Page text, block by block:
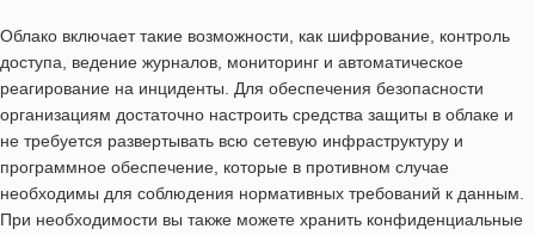
Облако включает такие возможности, как шифрование, контроль
доступа, ведение журналов, мониторинг и автоматическое
реагирование на инциденты. Для обеспечения безопасности
организациям достаточно настроить средства защиты в облаке и
не требуется развертывать всю сетевую инфраструктуру и
программное обеспечение, которые в противном случае
необходимы для соблюдения нормативных требований к данным.
При необходимости вы также можете хранить конфиденциальные